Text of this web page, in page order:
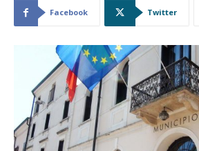
Facebook Twitter